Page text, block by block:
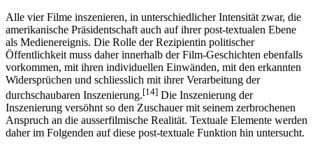
Alle vier Filme inszenieren, in unterschiedlicher Intensität zwar, die
amerikanische Präsidentschaft auch auf ihrer post-textualen Ebene
als Medienereignis. Die Rolle der Rezipientin politischer
Öffentlichkeit muss daher innerhalb der Film-Geschichten ebenfalls
vorkommen, mit ihren individuellen Einwänden, mit den erkannten
Widersprüchen und schliesslich mit ihrer Verarbeitung der
durchschaubaren Inszenierung.[14] Die Inszenierung der
Inszenierung versöhnt so den Zuschauer mit seinem zerbrochenen
Anspruch an die ausserfilmische Realität. Textuale Elemente werden
daher im Folgenden auf diese post-textuale Funktion hin untersucht.